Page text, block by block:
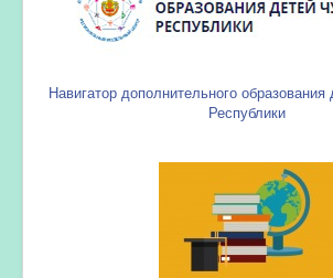
Навигатор дополнительного
Республики